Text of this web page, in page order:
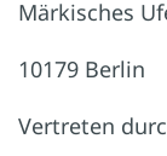
Märkisches
10179 Berlin
Vertreten